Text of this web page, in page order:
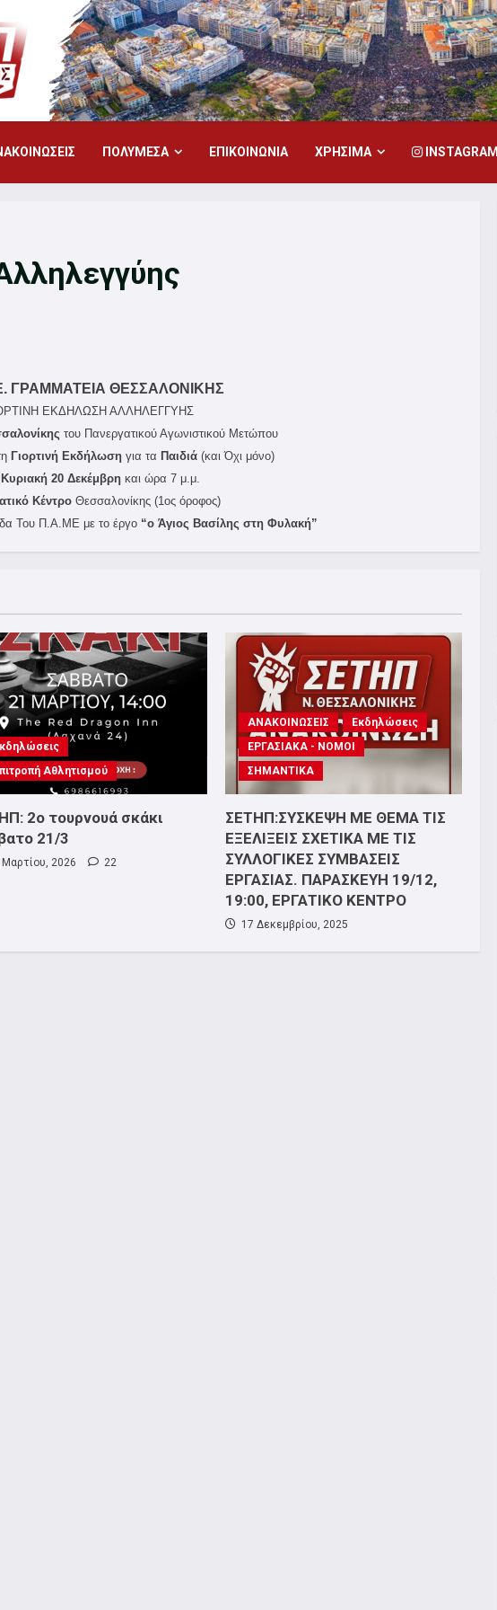
ΠΟΛΥΜΕΣΑ ΕΠΙΚΟΙΝΩΝΙΑ ΧΡΗΣΙΜΑ INSTAGRAM
ΓΡΑΜΜΑΤΕΙΑ ΘΕΣΣΑΛΟΝΙΚΗΣ
ΕΚΔΗΛΩΣΗ ΑΛΛΗΛΕΓΓΥΗΣ
του Πανεργατικού Αγωνιστικού Μετώπου
Γιορτινή Εκδήλωση για τα Παιδιά (και Όχι μόνο)
Κυριακή 20 Δεκέμβρηκαι ώρα 7 μ.μ.
Κέντρο Θεσσαλονίκης (1ος όροφος)
Του Π.Α.ΜΕ με το έργο “ο Άγιος Βασίλης στη Φυλακή”
Αθλητισμού
2ο τουρνουά σκάκι
21/3
Μαρτίου, 2026 22
ΑΝΑΚΟΙΝΩΣΕΙΣ
Εκδηλώσεις
ΕΡΓΑΣΙΑΚΑ - ΝΟΜΟΙ
ΣΗΜΑΝΤΙΚΑ
ΣΕΤΗΠ:ΣΥΣΚΕΨΗ ΜΕ ΘΕΜΑ ΤΙΣ
ΕΞΕΛΙΞΕΙΣ ΣΧΕΤΙΚΑ ΜΕ ΤΙΣ
ΣΥΛΛΟΓΙΚΕΣ ΣΥΜΒΑΣΕΙΣ
ΕΡΓΑΣΙΑΣ. ΠΑΡΑΣΚΕΥΗ 19/12,
19:00, ΕΡΓΑΤΙΚΟ ΚΕΝΤΡΟ
17 Δεκεμβρίου, 2025